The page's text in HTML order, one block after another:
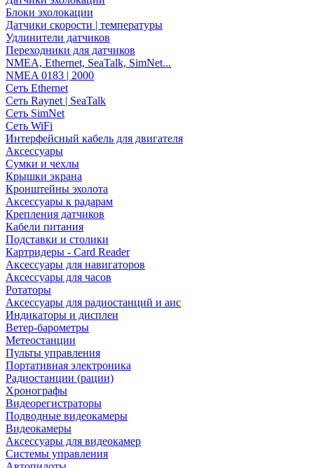
Блоки эхолокации
Датчики скорости | температуры
Удлинители датчиков
Переходники для датчиков
NMEA, Ethernet, SeaTalk, SimNet...
NMEA 0183 | 2000
Сеть Ethernet
Сеть Raynet | SeaTalk
Сеть SimNet
Сеть WiFi
Интерфейсный кабель для двигателя
Аксессуары
Сумки и чехлы
Крышки экрана
Кронштейны эхолота
Аксессуары к радарам
Крепления датчиков
Кабели питания
Подставки и столики
Картридеры - Card Reader
Аксессуары для навигаторов
Аксессуары для часов
Ротаторы
Аксессуары для радиостанций и аис
Индикаторы и дисплеи
Ветер-барометры
Метеостанции
Пульты управления
Портативная электроника
Радиостанции (рации)
Хронографы
Видеорегистраторы
Подводные видеокамеры
Видеокамеры
Аксессуары для видеокамер
Системы управления